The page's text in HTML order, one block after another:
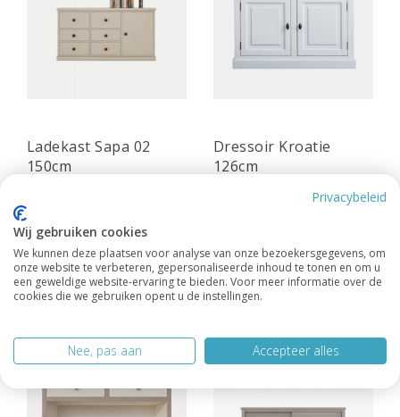
Ladekast Sapa 02
150cm
Leverbaar in alle RAL en NCS
kleuren
Ook maatwerk mogelijk
Dressoir Kroatie
126cm
Ook maatwerk mogelijk
Privacybeleid
Wij gebruiken cookies
We kunnen deze plaatsen voor analyse van onze bezoekersgegevens, om
onze website te verbeteren, gepersonaliseerde inhoud te tonen en om u
een geweldige website-ervaring te bieden. Voor meer informatie over de
cookies die we gebruiken opent u de instellingen.
Nee, pas aan Accepteer alles